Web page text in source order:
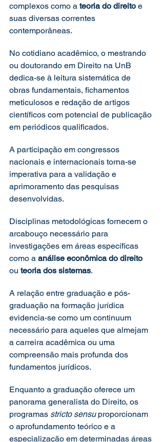
complexos como a teoria do direito e
suas diversas correntes
contemporâneas.
No cotidiano acadêmico, o mestrando
ou doutorando em Direito na UnB
dedica-se à leitura sistemática de
obras fundamentais, fichamentos
meticulosos e redação de artigos
científicos com potencial de publicação
em periódicos qualificados.
A participação em congressos
nacionais e internacionais torna-se
imperativa para a validação e
aprimoramento das pesquisas
desenvolvidas.
Disciplinas metodológicas fornecem o
arcabouço necessário para
investigações em áreas específicas
como a análise econômica do direito
ou teoria dos sistemas.
A relação entre graduação e pós-
graduação na formação jurídica
evidencia-se como um continuum
necessário para aqueles que almejam
a carreira acadêmica ou uma
compreensão mais profunda dos
fundamentos jurídicos.
Enquanto a graduação oferece um
panorama generalista do Direito, os
programas stricto sensu proporcionam
o aprofundamento teórico e a
especialização em determinadas áreas